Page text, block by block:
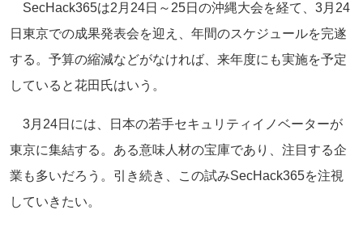
SecHack365は2月24日～25日の沖縄大会を経て、3月24
日東京での成果発表会を迎え、年間のスケジュールを完遂
する。予算の縮減などがなければ、来年度にも実施を予定
していると花田氏はいう。
3月24日には、日本の若手セキュリティイノベーターが
東京に集結する。ある意味人材の宝庫であり、注目する企
業も多いだろう。引き続き、この試みSecHack365を注視
していきたい。